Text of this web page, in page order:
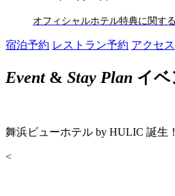
オフィシャルホテル特典に関す
宿泊予約 レストラン予約 アクセス
Event& Stay Plan イベ
舞浜ビューホテル by HULIC 誕生
<